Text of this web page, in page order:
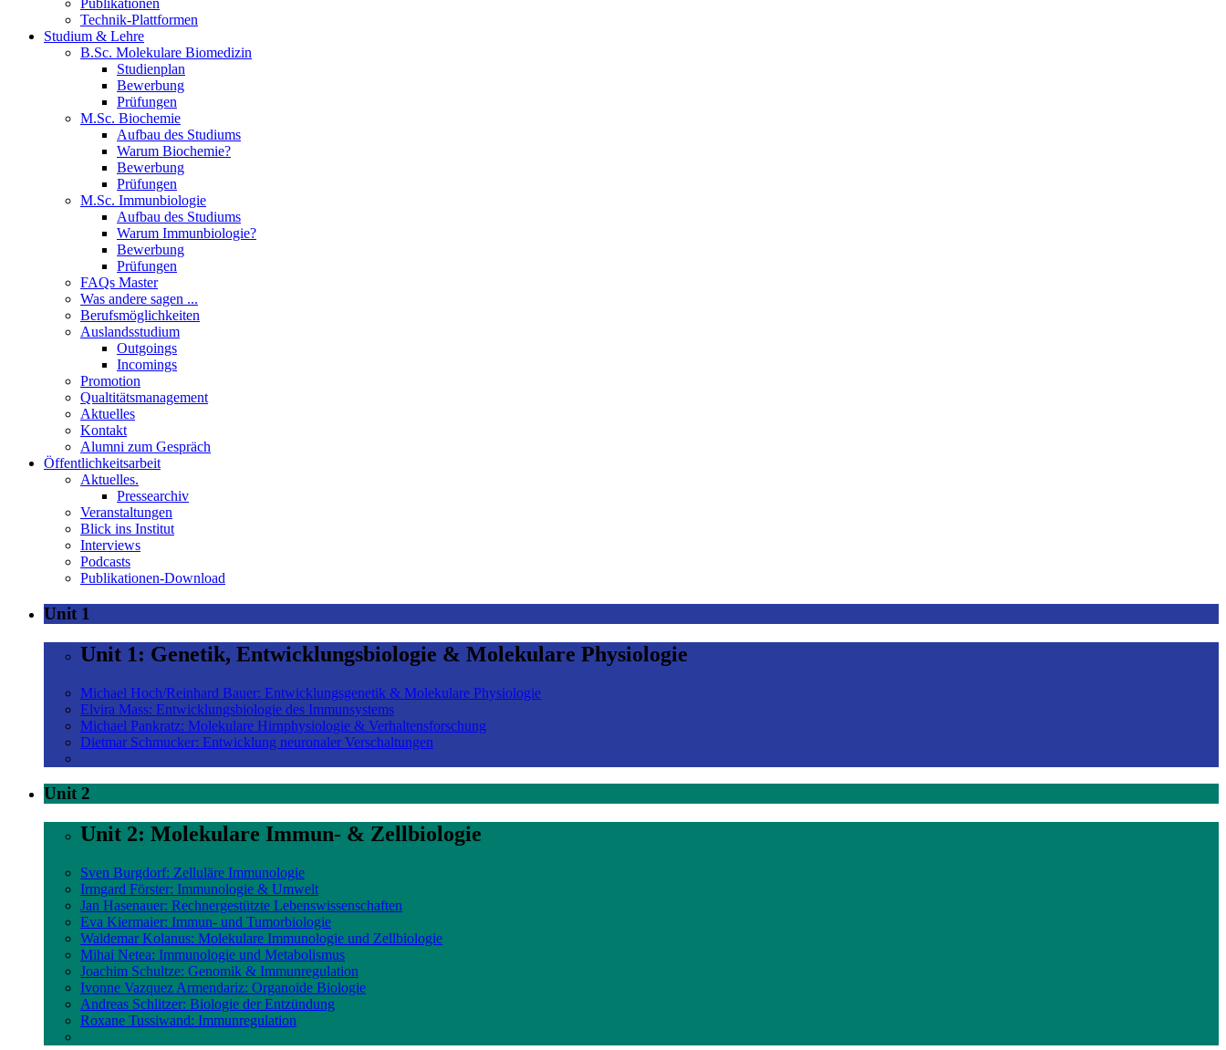
Publikationen
Technik-Plattformen
Studium & Lehre
B.Sc. Molekulare Biomedizin
Studienplan
Bewerbung
Prüfungen
M.Sc. Biochemie
Aufbau des Studiums
Warum Biochemie?
Bewerbung
Prüfungen
M.Sc. Immunbiologie
Aufbau des Studiums
Warum Immunbiologie?
Bewerbung
Prüfungen
FAQs Master
Was andere sagen ...
Berufsmöglichkeiten
Auslandsstudium
Outgoings
Incomings
Promotion
Qualtitätsmanagement
Aktuelles
Kontakt
Alumni zum Gespräch
Öffentlichkeitsarbeit
Aktuelles.
Pressearchiv
Veranstaltungen
Blick ins Institut
Interviews
Podcasts
Publikationen-Download
Unit 1
Unit 1: Genetik, Entwicklungsbiologie & Molekulare Physiologie
Michael Hoch/Reinhard Bauer: Entwicklungsgenetik & Molekulare Physiologie
Elvira Mass: Entwicklungsbiologie des Immunsystems
Michael Pankratz: Molekulare Hirnphysiologie & Verhaltensforschung
Dietmar Schmucker: Entwicklung neuronaler Verschaltungen
Unit 2
Unit 2: Molekulare Immun- & Zellbiologie
Sven Burgdorf: Zelluläre Immunologie
Irmgard Förster: Immunologie & Umwelt
Jan Hasenauer: Rechnergestützte Lebenswissenschaften
Eva Kiermaier: Immun- und Tumorbiologie
Waldemar Kolanus: Molekulare Immunologie und Zellbiologie
Mihai Netea: Immunologie und Metabolismus
Joachim Schultze: Genomik & Immunregulation
Ivonne Vazquez Armendariz: Organoide Biologie
Andreas Schlitzer: Biologie der Entzündung
Roxane Tussiwand: Immunregulation